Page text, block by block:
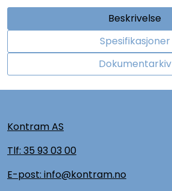
Beskrivelse
Spesifikasjoner
Dokumentarkiv
Kontram AS
Tlf: 35 93 03 00
E-post: info@kontram.no